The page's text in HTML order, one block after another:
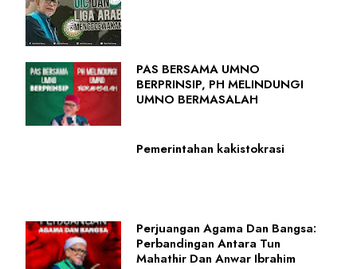
PAS BERSAMA UMNO
BERPRINSIP, PH MELINDUNGI
UMNO BERMASALAH
Pemerintahan kakistokrasi
Perjuangan Agama Dan Bangsa:
Perbandingan Antara Tun
Mahathir Dan Anwar Ibrahim